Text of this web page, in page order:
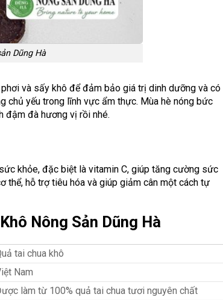
Dũng Hà
và sấy khô để đảm bảo giá trị dinh dưỡng và có
chủ yếu trong lĩnh vực ẩm thực. Mùa hè nóng bức
đậm đà hương vị rồi nhé.
khỏe, đặc biệt là vitamin C, giúp tăng cường sức
thể, hỗ trợ tiêu hóa và giúp giảm cân một cách tự
Nông Sản Dũng Hà
tai chua khô
Nam
làm từ 100% quả tai chua tươi nguyên chất